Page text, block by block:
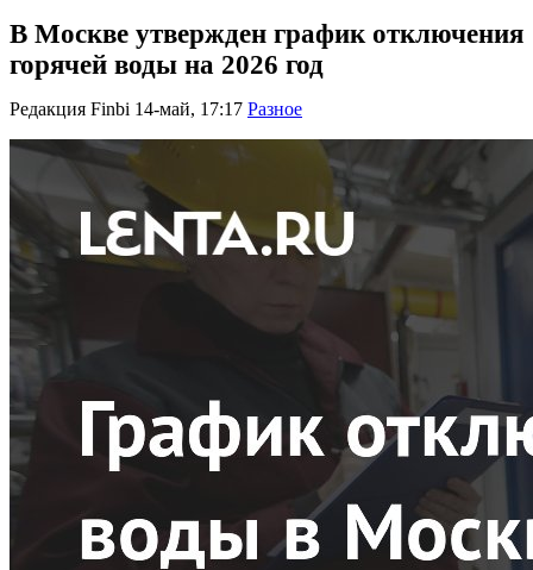
В Москве утвержден график отключения
горячей воды на 2026 год
Редакция Finbi 14-май, 17:17 Разное